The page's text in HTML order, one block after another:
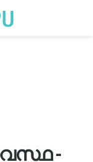
-